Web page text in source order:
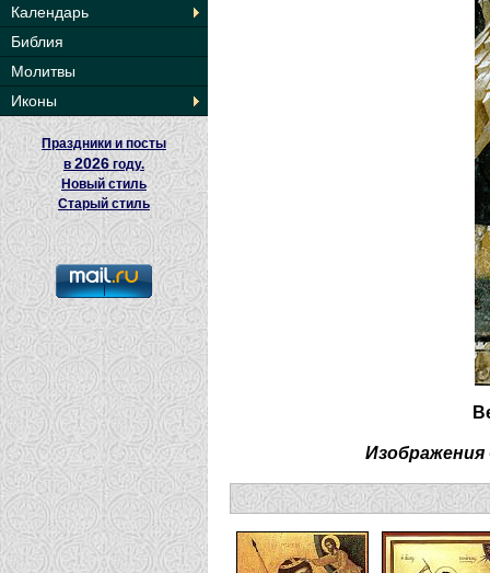
Календарь
Библия
Молитвы
Иконы
Праздники и посты
в2026 году.
Новый стиль
Старый стиль